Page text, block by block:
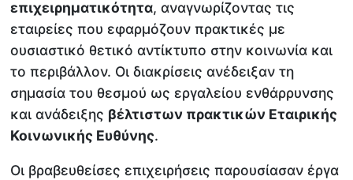
επιχειρηματικότητα, αναγνωρίζοντας τις
εταιρείες που εφαρμόζουν πρακτικές με
ουσιαστικό θετικό αντίκτυπο στην κοινωνία και
το περιβάλλον. Οι διακρίσεις ανέδειξαν τη
σημασία του θεσμού ως εργαλείου ενθάρρυνσης
και ανάδειξης βέλτιστων πρακτικών Εταιρικής
Κοινωνικής Ευθύνης.
Οι βραβευθείσες επιχειρήσεις παρουσίασαν έργα